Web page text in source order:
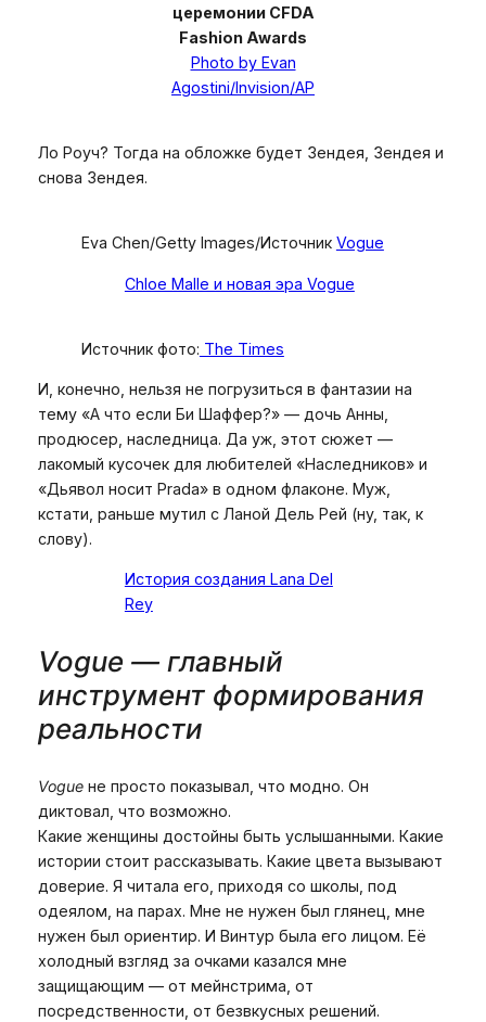
церемонии CFDA
Fashion Awards
Photo by Evan
Agostini/Invision/AP
Ло Роуч? Тогда на обложке будет Зендея, Зендея и
снова Зендея.
Eva Chen/Getty Images/Источник Vogue
Chloe Malle и новая эра Vogue
Источник фото: The Times
И, конечно, нельзя не погрузиться в фантазии на
тему «А что если Би Шаффер?» — дочь Анны,
продюсер, наследница. Да уж, этот сюжет —
лакомый кусочек для любителей «Наследников» и
«Дьявол носит Prada» в одном флаконе. Муж,
кстати, раньше мутил с Ланой Дель Рей (ну, так, к
слову).
История создания Lana Del
Rey
Vogue — главный
инструмент формирования
реальности
Vogueне просто показывал, что модно. Он
диктовал, что возможно.
Какие женщины достойны быть услышанными. Какие
истории стоит рассказывать. Какие цвета вызывают
доверие. Я читала его, приходя со школы, под
одеялом, на парах. Мне не нужен был глянец, мне
нужен был ориентир. И Винтур была его лицом. Её
холодный взгляд за очками казался мне
защищающим — от мейнстрима, от
посредственности, от безвкусных решений.